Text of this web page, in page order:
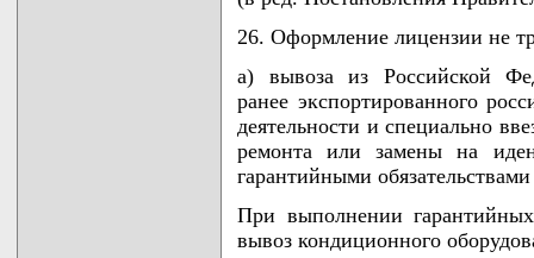
26. Оформление лицензии не
а) вывоза из Российской
ранее экспортированного
деятельности и специально
ремонта или замены на
гарантийными
При выполнении
вывоз кондиционного